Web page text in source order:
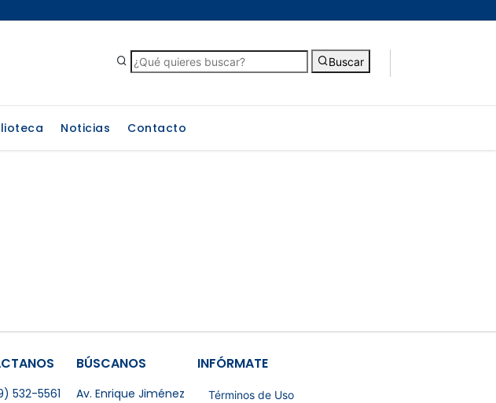
Buscar
Noticias Contacto
532-5561
BÚSCANOS
Av. Enrique Jiménez
INFÓRMATE
Términos de Uso